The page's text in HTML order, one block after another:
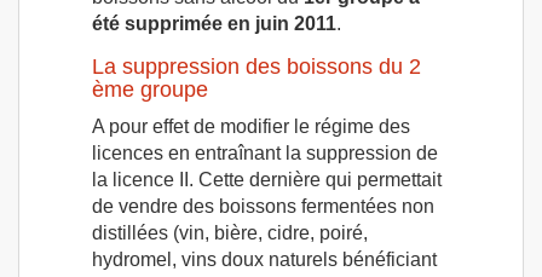
été supprimée en juin 2011.
La suppression des boissons du 2
ème groupe
A pour effet de modifier le régime des
licences en entraînant la suppression de
la licence II. Cette dernière qui permettait
de vendre des boissons fermentées non
distillées (vin, bière, cidre, poiré,
hydromel, vins doux naturels bénéficiant